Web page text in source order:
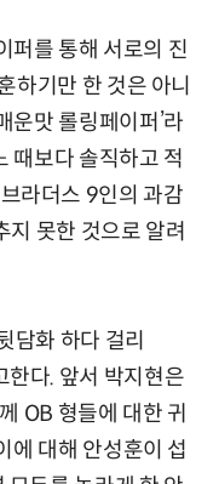
퍼를 통해 서로의 진
하기만 한 것은 아니
운맛 롤링페이퍼’라
때보다 솔직하고 적
라더스 9인의 과감
지 못한 것으로 알려
담화 하다 걸리
다. 앞서 박지현은
OB 형들에 대한 귀
에 대해 안성훈이 섭